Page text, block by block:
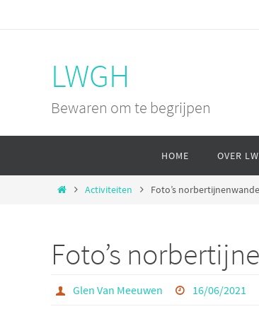
LWGH
Bewaren om te begrijpen
de
HOME OVER
HomeActiviteiten Foto’s
Foto’s
Glen Van Meeuwen 16/06/2021